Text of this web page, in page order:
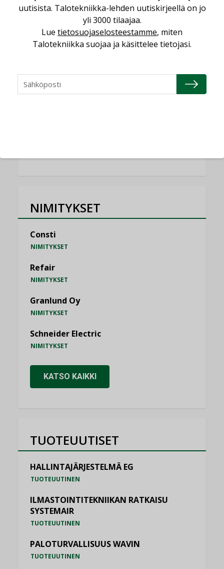
ilmanvaihtoa
Miten varmistetaan EPD-dokumenteista
Vesi- ja viemärimitoittaminen on
NIMITYKSET
Consti
NIMITYKSET
Refair
NIMITYKSET
Granlund Oy
NIMITYKSET
Schneider Electric
NIMITYKSET
KATSO KAIKKI
TUOTEUUTISET
HALLINTAJÄRJESTELMÄ EG
TUOTEUUTINEN
ILMASTOINTITEKNIIKAN RATKAISU
SYSTEMAIR
TUOTEUUTINEN
PALOTURVALLISUUS WAVIN
TUOTEUUTINEN
uutisista. Talotekniikka-lehden uutiskirjeellä on jo
yli 3000 tilaajaa.
Lue tietosuojaselosteestamme, miten
Talotekniikka suojaa ja käsittelee tietojasi.